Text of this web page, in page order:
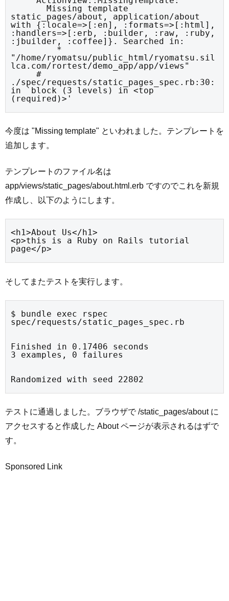
static_pages/about, application/about
with {:locale=>[:en], :formats=>[:html],
:handlers=>[:erb, :builder, :raw, :ruby,
:jbuilder, :coffee]}. Searched in:
"/home/ryomatsu/public_html/ryomatsu.sil
lca.com/rortest/demo_app/app/views"
./spec/requests/static_pages_spec.rb:30:
in `block (3 levels) in <top
(required)>'
今度は "Missing template" といわれました。テンプレートを
追加します。
テンプレートのファイル名は
app/views/static_pages/about.html.erb ですのでこれを新規
作成し、以下のようにします。
<h1>About Us</h1>
<p>this is a Ruby on Rails tutorial
page</p>
そしてまたテストを実行します。
$ bundle exec rspec
spec/requests/static_pages_spec.rb
Finished in 0.17406 seconds
3 examples, 0 failures
Randomized with seed 22802
テストに通過しました。ブラウザで /static_pages/about に
アクセスすると作成した About ページが表示されるはずで
す。
Sponsored Link